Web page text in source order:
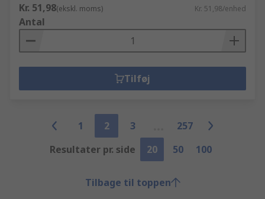
Kr. 51,98(ekskl. moms) Kr. 51,98/enhed
Antal
Tilføj
1 2 3
257
Resultater pr. side
20 50 100
Tilbage til toppen